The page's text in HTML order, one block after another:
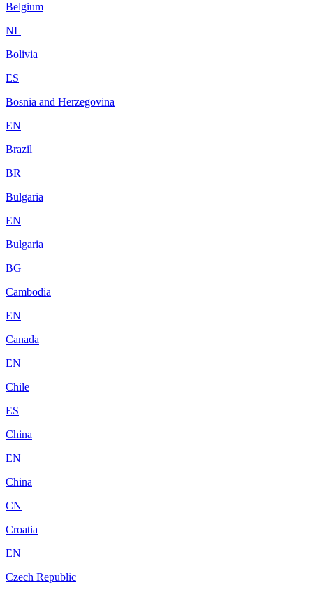
Belgium
NL
Bolivia
ES
Bosnia and Herzegovina
EN
Brazil
BR
Bulgaria
EN
Bulgaria
BG
Cambodia
EN
Canada
EN
Chile
ES
China
EN
China
CN
Croatia
EN
Czech Republic